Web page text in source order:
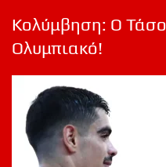
Κολύμβηση: Ο
Ολυμπιακό!